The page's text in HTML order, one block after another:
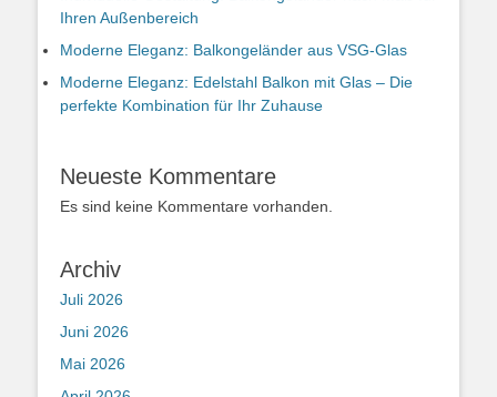
Ihren Außenbereich
Moderne Eleganz: Balkongeländer aus VSG-Glas
Moderne Eleganz: Edelstahl Balkon mit Glas – Die
perfekte Kombination für Ihr Zuhause
Neueste Kommentare
Es sind keine Kommentare vorhanden.
Archiv
Juli 2026
Juni 2026
Mai 2026